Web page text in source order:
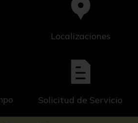
Localizaciones
Solicitud de Servicio